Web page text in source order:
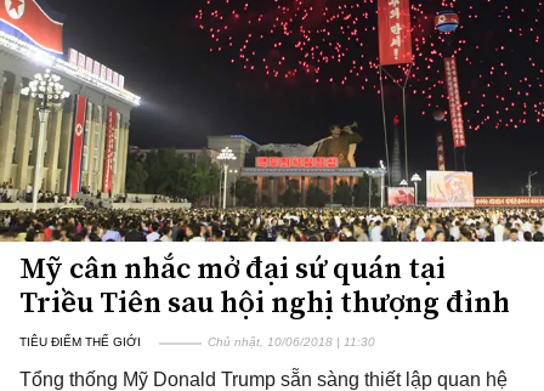
Mỹ cân nhắc mở đại sứ quán tại
Triều Tiên sau hội nghị thượng đỉnh
TIÊU ĐIỂM THẾ GIỚI Chủ nhật, 10/06/2018 | 11:30
Tổng thống Mỹ Donald Trump sẵn sàng thiết lập quan hệ